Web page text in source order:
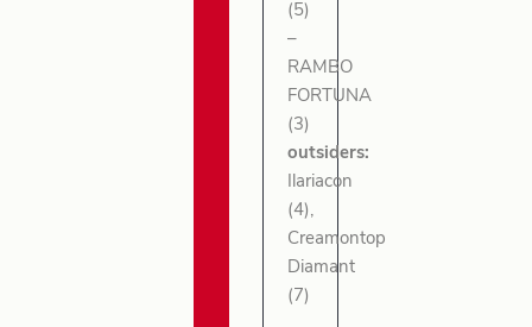
(5)
–
RAMBO
FORTUNA
(3)
outsiders:
Ilariacon
(4),
Creamontop
Diamant
(7)